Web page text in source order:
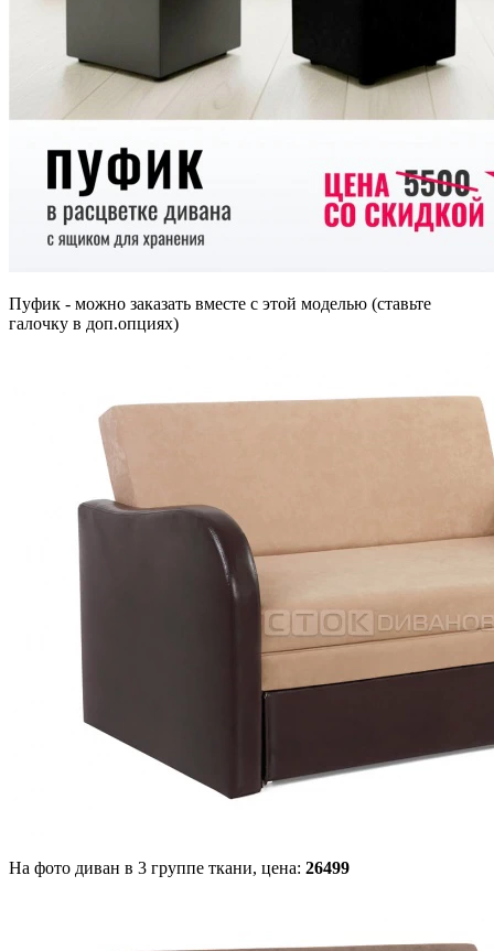
Пуфик - можно заказать вместе с этой моделью (ставьте
галочку в доп.опциях)
На фото диван в 3 группе ткани, цена: 26499